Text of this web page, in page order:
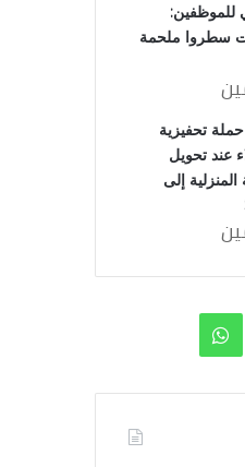
للموظفين:
سطروا ملحمة
تحفيزية
عند تحويل
إلى
واتساب